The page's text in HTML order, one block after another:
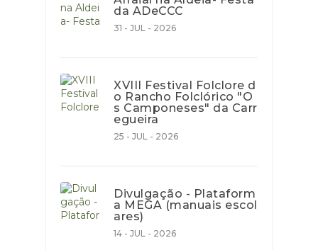
da ADeCCC
31 - JUL - 2026
XVIII Festival Folclore d
o Rancho Folclórico "O
s Camponeses" da Carr
egueira
25 - JUL - 2026
Divulgação - Plataform
a MEGA (manuais escol
ares)
14 - JUL - 2026